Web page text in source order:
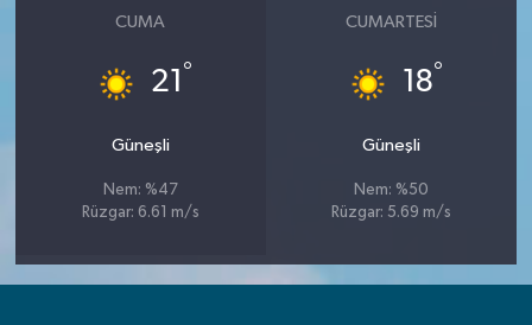
CUMA
21 °
Güneşli
Nem: %47
Rüzgar: 6.61 m/s
CUMARTESI
18°
Güneşli
Nem: %50
Rüzgar: 5.69 m/s